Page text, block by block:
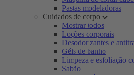
Pastas modeladoras
Cuidados de corpo
Mostrar todos
Loções corporais
Desodorizantes e
Géis de banho
Limpeza e esfoliação
Sabão